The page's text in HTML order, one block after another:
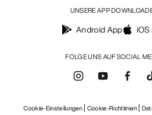
FOLGE UNS AUF SOCIAL
UNSERE APP
Android App
Cookie-Einstellungen Cookie-Richtlinien